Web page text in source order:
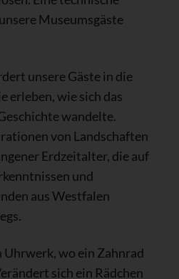
Museumsgäste
unsere Gäste in die
erleben, wie sich das
wandelte.
von Landschaften
Erdzeitalter, die auf
und
aus Westfalen
wo ein Zahnrad
sich ein Rädchen